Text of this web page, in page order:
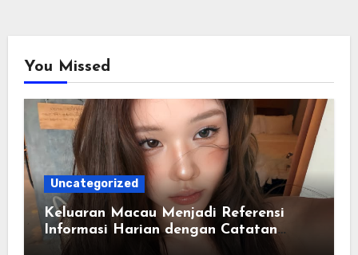
You Missed
Uncategorized
Keluaran Macau Menjadi Referensi
Informasi Harian dengan Catatan
Data yang Lebih Lengkap